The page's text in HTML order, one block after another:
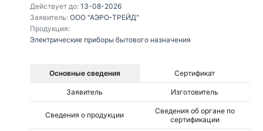
Действует до: 13-08-2026
Заявитель: ООО "АЭРО-ТРЕЙД"
Продукция:
Электрические приборы бытового назначения
Основные сведения Сертификат
Заявитель Изготовитель
Сведения о продукции
Сведения об органе по
сертификации